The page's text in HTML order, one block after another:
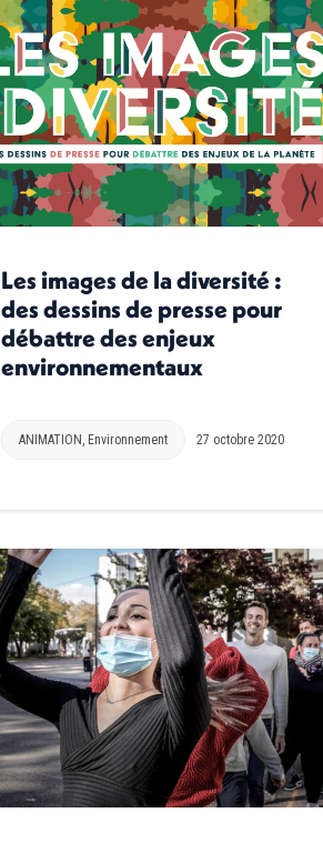
Les images de la diversité :
des dessins de presse pour
débattre des enjeux
environnementaux
ANIMATION Environnement 27 octobre 2020